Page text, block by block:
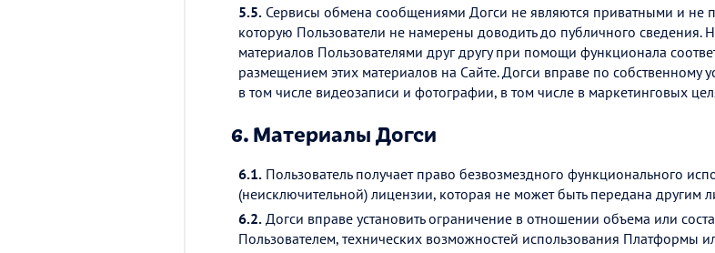
5.5. Сервисы обмена сообщениями Догси не являются приватными и
которую Пользователи не намерены доводить до публичного сведения.
материалов Пользователями друг другу при помощи функционала
размещением этих материалов на Сайте. Догси вправе по собственному
в том числе видеозаписи и фотографии, в том числе в маркетинговых
6.Материалы Догси
6.1. Пользователь получает право безвозмездного функционального
(неисключительной) лицензии, которая не может быть передана другим
6.2. Догси вправе установить ограничение в отношении объема или
Пользователем, технических возможностей использования Платформы